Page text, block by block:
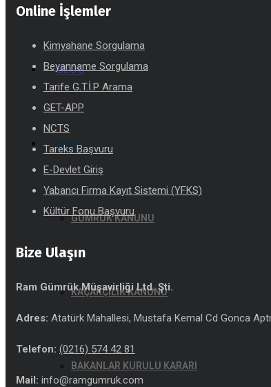
BLOG
S.S.S
GÜMRÜK KANUNU
KAÇAKÇILIK KANUNU
BAKANLAR KURULU KARARI
Online İşlemler
Kimyahane Sorgulama
Beyanname Sorgulama
Tarife G.T.İ.P Arama
GET-APP
NCTS
Tareks Başvuru
E-Devlet Giriş
Yabancı Firma Kayıt Sistemi (YFKS)
Kültür Fonu Başvuru
Bize Ulaşın
Ram Gümrük Müşavirliği Ltd. Şti.
Adres: Atatürk Mahallesi, Mustafa Kemal Cd Gonca
Telefon: (0216) 574 42 81
Mail: info@ramgumruk.com